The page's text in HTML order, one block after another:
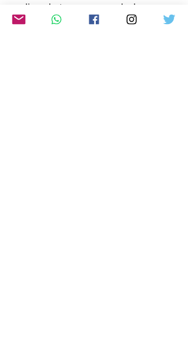
realizando tareas como desbrozar
en primavera y retirar la nieve en